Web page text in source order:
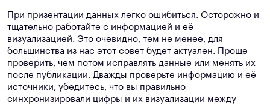
При призентации данных легко ошибиться. Осторожно и
тщательно работайте с информацией и её
визуализацией. Это очевидно, тем не менее, для
большинства из нас этот совет будет актуален. Проще
проверить, чем потом исправлять данные или менять их
после публикации. Дважды проверьте информацию и её
источники, убедитесь, что вы правильно
синхронизировали цифры и их визуализации между